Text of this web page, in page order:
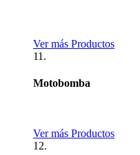
Ver más Productos
11.
Motobomba
Ver más Productos
12.